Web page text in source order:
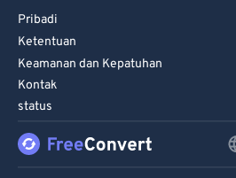
Pribadi
Ketentuan
Keamanan dan Kepatuhan
Kontak
status